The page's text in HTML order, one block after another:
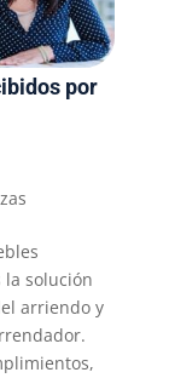
por
la solución
arriendo y